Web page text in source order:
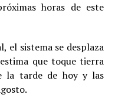
horas de este
el sistema se desplaza
que toque tierra
la tarde de hoy y las